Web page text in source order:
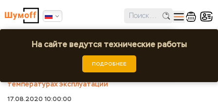
Ошибка поиска региона!
Выбрать город или регион
О хранении материалов и температурах
О хранении материалов и
температурах эксплуатации
17.08.2020 10:00:00
На сайте ведутся технические работы
ПОДРОБНЕЕ